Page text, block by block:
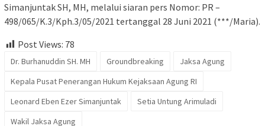
Simanjuntak SH, MH, melalui siaran pers Nomor: PR –
498/065/K.3/Kph.3/05/2021 tertanggal 28 Juni 2021 (***/Maria).
Post Views: 78
Dr. Burhanuddin SH. MH Groundbreaking
Jaksa Agung
Kepala Pusat Penerangan Hukum Kejaksaan Agung RI
Leonard Eben Ezer Simanjuntak
Setia Untung Arimuladi
Wakil Jaksa Agung